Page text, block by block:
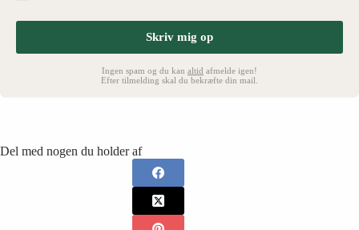
Skriv mig op
Ingen spam og du kan altid afmelde igen!
Efter tilmelding skal du bekræfte din mail.
Del med nogen du holder af